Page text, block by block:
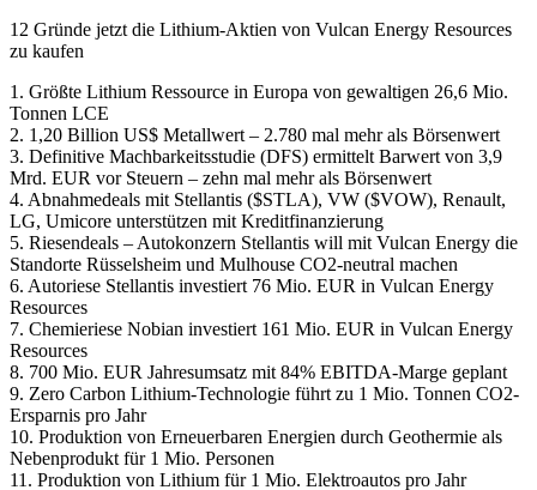
12 Gründe jetzt die Lithium-Aktien von Vulcan Energy Resources
zu kaufen
1. Größte Lithium Ressource in Europa von gewaltigen 26,6 Mio.
Tonnen LCE
2. 1,20 Billion US$ Metallwert – 2.780 mal mehr als Börsenwert
3. Definitive Machbarkeitsstudie (DFS) ermittelt Barwert von 3,9
Mrd. EUR vor Steuern – zehn mal mehr als Börsenwert
4. Abnahmedeals mit Stellantis ($STLA), VW ($VOW), Renault,
LG, Umicore unterstützen mit Kreditfinanzierung
5. Riesendeals – Autokonzern Stellantis will mit Vulcan Energy die
Standorte Rüsselsheim und Mulhouse CO2-neutral machen
6. Autoriese Stellantis investiert 76 Mio. EUR in Vulcan Energy
Resources
7. Chemieriese Nobian investiert 161 Mio. EUR in Vulcan Energy
Resources
8. 700 Mio. EUR Jahresumsatz mit 84% EBITDA-Marge geplant
9. Zero Carbon Lithium-Technologie führt zu 1 Mio. Tonnen CO2-
Ersparnis pro Jahr
10. Produktion von Erneuerbaren Energien durch Geothermie als
Nebenprodukt für 1 Mio. Personen
11. Produktion von Lithium für 1 Mio. Elektroautos pro Jahr